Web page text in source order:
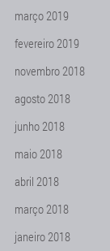
março 2019
fevereiro 2019
novembro 2018
agosto 2018
junho 2018
maio 2018
abril 2018
março 2018
janeiro 2018